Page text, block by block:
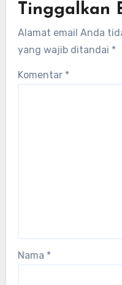
Tinggalkan
Alamat email Anda
yang wajib ditandai *
Komentar *
Nama *